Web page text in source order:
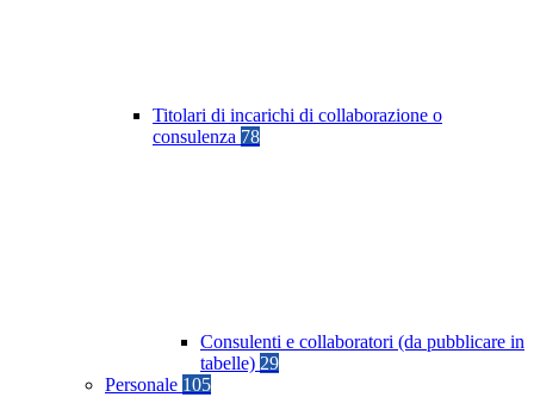
Titolari di incarichi di collaborazione o
consulenza 78
Consulenti e collaboratori (da pubblicare in
tabelle) 29
Personale 105